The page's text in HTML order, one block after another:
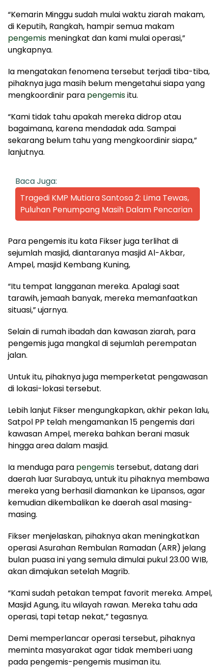
“Kemarin Minggu sudah mulai waktu ziarah makam,
di Keputih, Rangkah, hampir semua makam
pengemis meningkat dan kami mulai operasi,”
ungkapnya.
Ia mengatakan fenomena tersebut terjadi tiba-tiba,
pihaknya juga masih belum mengetahui siapa yang
mengkoordinir para pengemisitu.
“Kami tidak tahu apakah mereka didrop atau
bagaimana, karena mendadak ada. Sampai
sekarang belum tahu yang mengkoordinir siapa,”
lanjutnya.
Baca Juga:
Tragedi KMP Mutiara Santosa 2: Lima Tewas,
Puluhan Penumpang Masih Dalam Pencarian
Para pengemis itu kata Fikser juga terlihat di
sejumlah masjid, diantaranya masjid Al-Akbar,
Ampel, masjid Kembang Kuning,
“Itu tempat langganan mereka. Apalagi saat
tarawih, jemaah banyak, mereka memanfaatkan
situasi,” ujarnya.
Selain di rumah ibadah dan kawasan ziarah, para
pengemis juga mangkal di sejumlah perempatan
jalan.
Untuk itu, pihaknya juga memperketat pengawasan
di lokasi-lokasi tersebut.
Lebih lanjut Fikser mengungkapkan, akhir pekan lalu,
Satpol PP telah mengamankan 15 pengemis dari
kawasan Ampel, mereka bahkan berani masuk
hingga area dalam masjid.
Ia menduga para pengemis tersebut, datang dari
daerah luar Surabaya, untuk itu pihaknya membawa
mereka yang berhasil diamankan ke Lipansos, agar
kemudian dikembalikan ke daerah asal masing-
masing.
Fikser menjelaskan, pihaknya akan meningkatkan
operasi Asurahan Rembulan Ramadan (ARR) jelang
bulan puasa ini yang semula dimulai pukul 23.00 WIB,
akan dimajukan setelah Magrib.
“Kami sudah petakan tempat favorit mereka. Ampel,
Masjid Agung, itu wilayah rawan. Mereka tahu ada
operasi, tapi tetap nekat,” tegasnya.
Demi memperlancar operasi tersebut, pihaknya
meminta masyarakat agar tidak memberi uang
pada pengemis-pengemis musiman itu.